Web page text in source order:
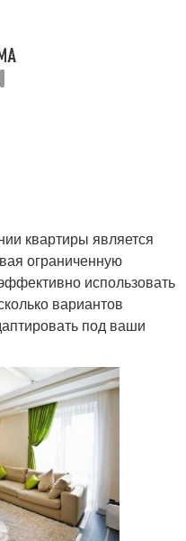
квартиры является
ограниченную
использовать
вариантов
под ваши